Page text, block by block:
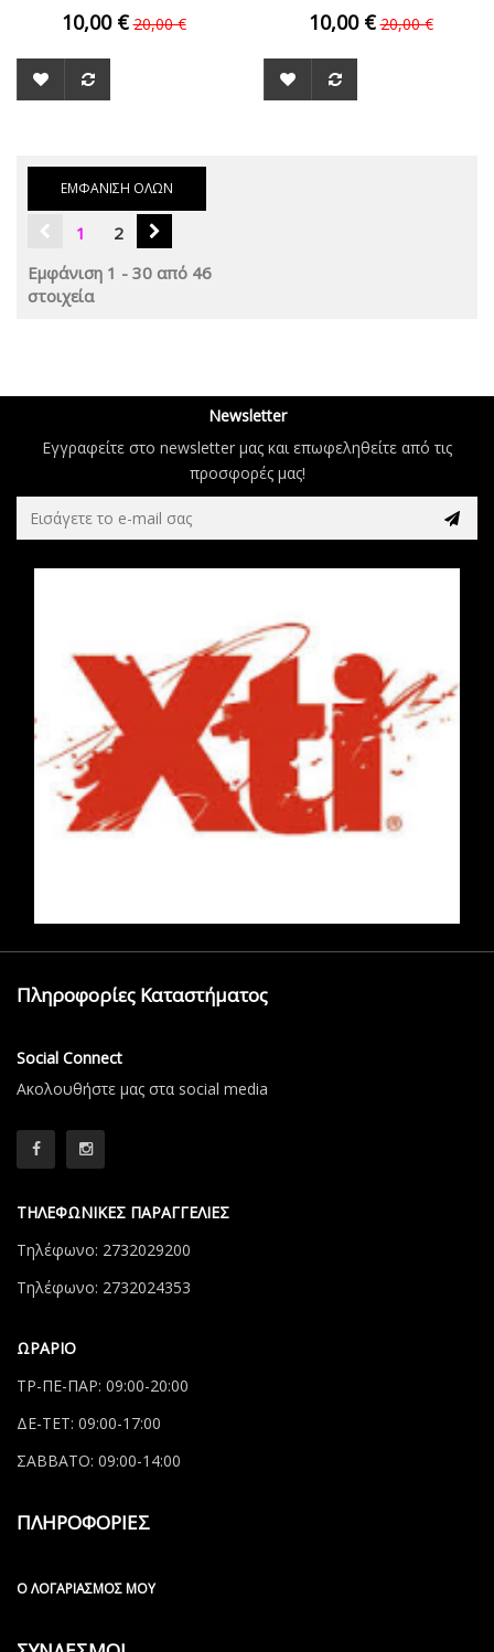
10,00 € 20,00 € 10,00 € 20,00 €
ΕΜΦΆΝΙΣΗ ΌΛΩΝ
1
2
Εμφάνιση 1 - 30 από 46
στοιχεία
Newsletter
Εγγραφείτε στο newsletter μας και επωφεληθείτε από τις
προσφορές μας!
Πληροφορίες Καταστήματος
Social Connect
Aκολουθήστε μας στα social media
ΤΗΛΕΦΩΝΙΚΕΣ ΠΑΡΑΓΓΕΛΙΕΣ
Τηλέφωνο: 2732029200
Τηλέφωνο: 2732024353
ΩΡΑΡΙΟ
ΤΡ-ΠΕ-ΠΑΡ: 09:00-20:00
ΔΕ-ΤΕΤ: 09:00-17:00
ΣΑΒΒΑΤΟ: 09:00-14:00
ΠΛΗΡΟΦΟΡΙΕΣ
Ο ΛΟΓΑΡΙΑΣΜΌΣ ΜΟΥ